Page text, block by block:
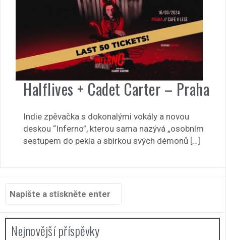
Halflives + Cadet Carter – Praha
Indie zpěvačka s dokonalými vokály a novou
deskou “Inferno”, kterou sama nazývá „osobním
sestupem do pekla a sbírkou svých démonů […]
Hledat:
Nejnovější příspěvky